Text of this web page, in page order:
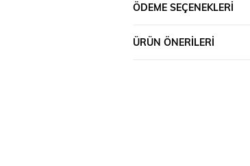
ÖDEME SEÇENEKLERI
ÜRÜN ÖNERILERI